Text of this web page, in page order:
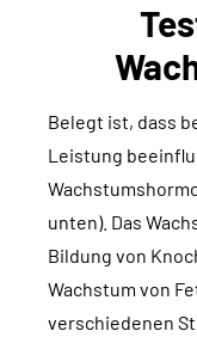
Belegt ist, dass
Leistung
unten). Das
Bildung von
Wachstum von
verschiedenen